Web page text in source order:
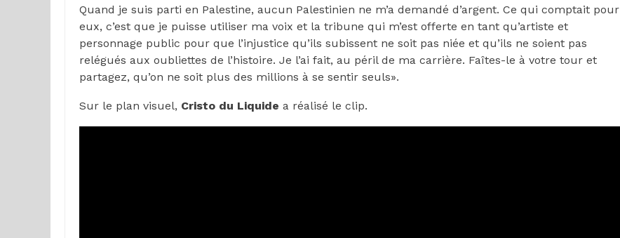
Quand je suis parti en Palestine, aucun Palestinien ne m’a demandé d’argent. Ce qui comptait pour
eux, c’est que je puisse utiliser ma voix et la tribune qui m’est offerte en tant qu’artiste et
personnage public pour que l’injustice qu’ils subissent ne soit pas niée et qu’ils ne soient pas
relégués aux oubliettes de l’histoire. Je l’ai fait, au péril de ma carrière. Faîtes-le à votre tour et
partagez, qu’on ne soit plus des millions à se sentir seuls».
Sur le plan visuel, Cristo du Liquide a réalisé le clip.